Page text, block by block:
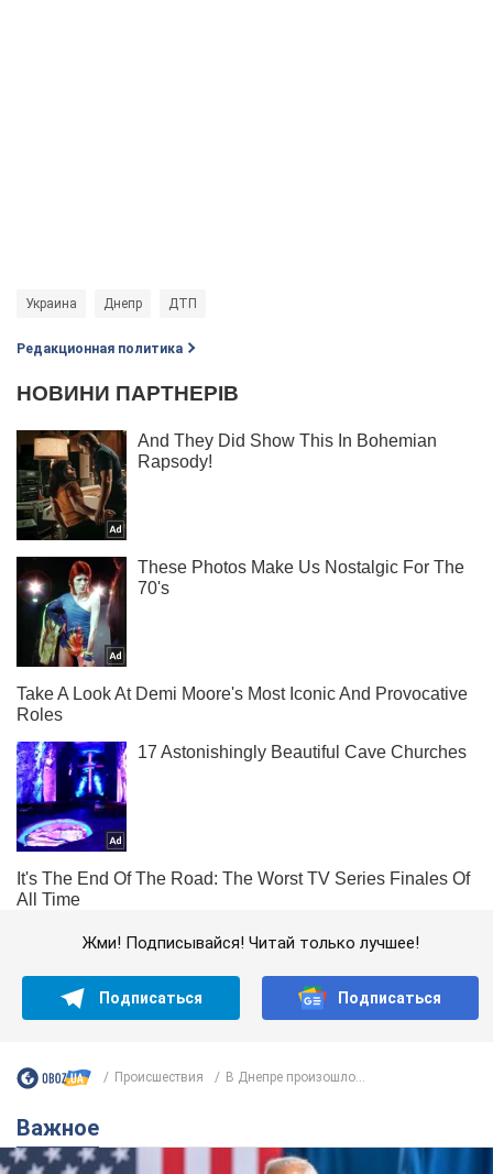
Украина Днепр ДТП
Редакционная политика
Жми! Подписывайся! Читай только лучшее!
Подписаться Подписаться
Происшествия В Днепре произошло...
Важное